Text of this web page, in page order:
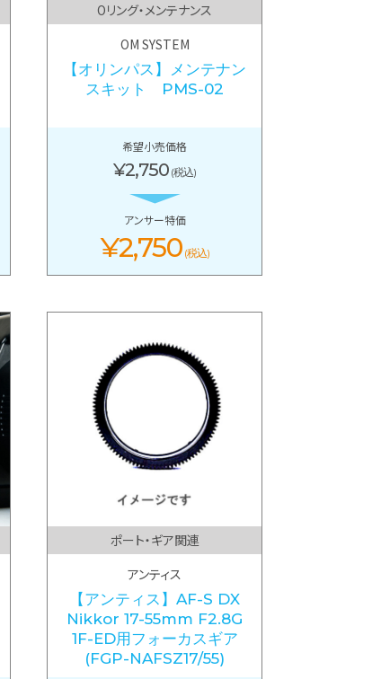
Oリング・メンテナンス
OM SYSTEM
【オリンパス】メンテナン
スキット PMS-02
希望小売価格
¥2,750 (税込)
アンサー特価
¥2,750 (税込)
ポート・ギア関連
アンティス
【アンティス】AF-S DX
Nikkor 17-55mm F2.8G
1F-ED用フォーカスギア
(FGP-NAFSZ17/55)